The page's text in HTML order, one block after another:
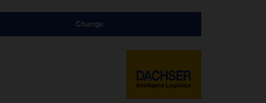
Change